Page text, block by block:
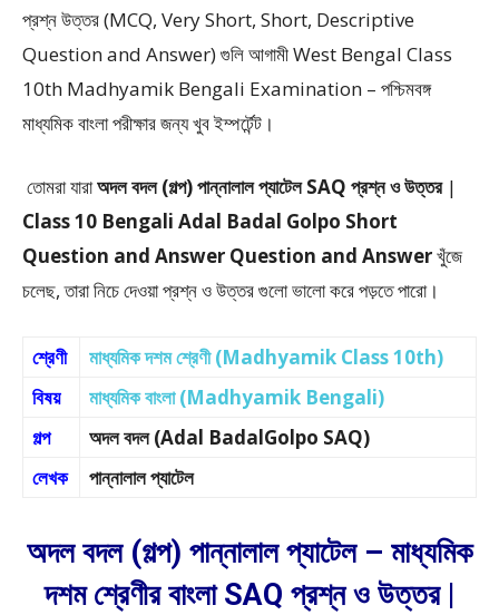
প্রশ্ন উত্তর (MCQ, Very Short, Short, Descriptive
Question and Answer)গুলি আগামী West Bengal Class
10th Madhyamik Bengali Examination – পশ্চিমবঙ্গ
মাধ্যমিক বাংলা পরীক্ষার জন্য খুব ইম্পর্টেন্ট।
তোমরা যারাঅদল বদল (গল্প) পান্নালাল প্যাটেল SAQ প্রশ্ন ও উত্তর|
Class 10 Bengali Adal Badal Golpo Short
Question and Answer Question and Answerখুঁজে
চলেছ, তারা নিচে দেওয়া প্রশ্ন ও উত্তর গুলো ভালো করে পড়তে পারো।
শ্রেণী
মাধ্যমিক দশম শ্রেণী (Madhyamik Class 10th)
বিষয়
মাধ্যমিক বাংলা (Madhyamik Bengali)
গল্প
অদল বদল (Adal BadalGolpo SAQ)
লেখক
পান্নালাল প্যাটেল
অদল বদল (গল্প) পান্নালাল প্যাটেল – মাধ্যমিক
দশম শ্রেণীর বাংলা SAQ প্রশ্ন ও উত্তর |